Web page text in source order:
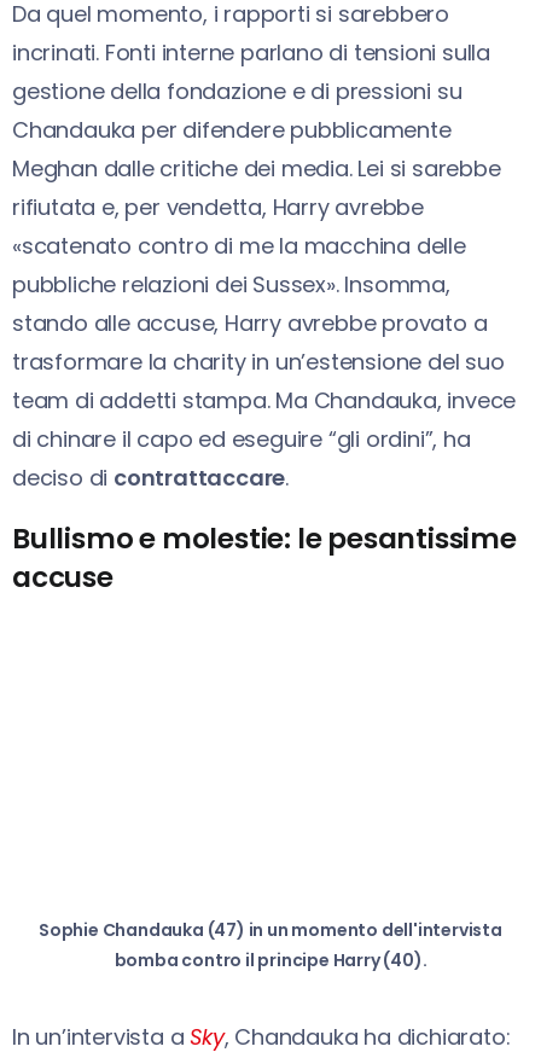
Da quel momento, i rapporti si sarebbero
incrinati. Fonti interne parlano di tensioni sulla
gestione della fondazione e di pressioni su
Chandauka per difendere pubblicamente
Meghan dalle critiche dei media. Lei si sarebbe
rifiutata e, per vendetta, Harry avrebbe
«scatenato contro di me la macchina delle
pubbliche relazioni dei Sussex». Insomma,
stando alle accuse, Harry avrebbe provato a
trasformare la charity in un’estensione del suo
team di addetti stampa. Ma Chandauka, invece
di chinare il capo ed eseguire “gli ordini”, ha
deciso di contrattaccare.
Bullismo e molestie: le pesantissime
accuse
Sophie Chandauka (47) in un momento dell'intervista
bomba contro il principe Harry (40).
In un’intervista a Sky, Chandauka ha dichiarato: